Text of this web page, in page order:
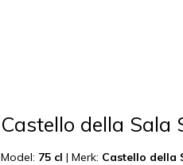
Castello della Sala
Model: 75 cl |Merk: Castello della